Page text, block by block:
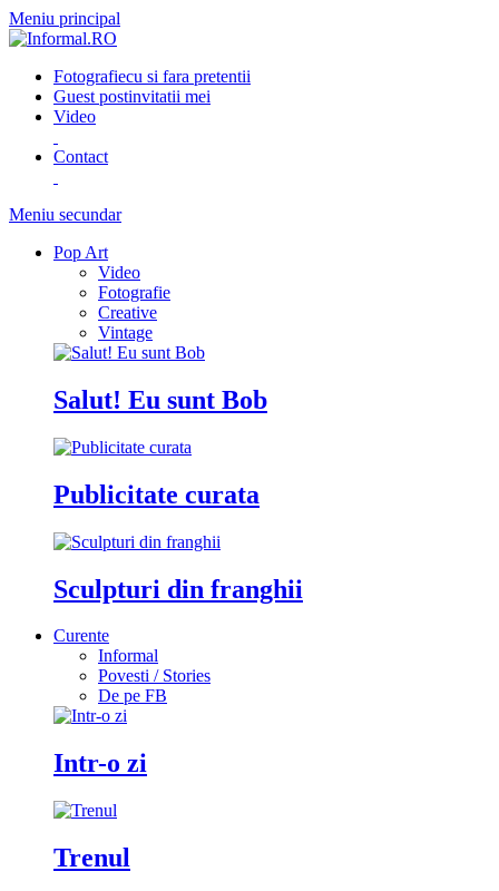
Meniu principal
Fotografiecu si fara pretentii
Guest postinvitatii mei
Video
Contact
Meniu secundar
Pop Art
Video
Fotografie
Creative
Vintage
Salut! Eu sunt Bob
Publicitate curata
Sculpturi din franghii
Curente
Informal
Povesti / Stories
De pe FB
Intr-o zi
Trenul